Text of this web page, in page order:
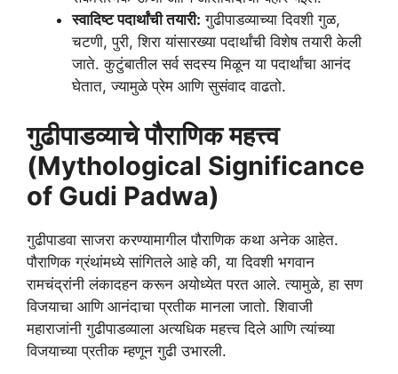
स्वादिष्ट पदार्थांची तयारी: गुढीपाडव्याच्या दिवशी गुळ,
चटणी, पुरी, शिरा यांसारख्या पदार्थांची विशेष तयारी केली
जाते. कुटुंबातील सर्व सदस्य मिळून या पदार्थांचा आनंद
घेतात, ज्यामुळे प्रेम आणि सुसंवाद वाढतो.
गुढीपाडव्याचे पौराणिक महत्त्व
(Mythological Significance
of Gudi Padwa)
गुढीपाडवा साजरा करण्यामागील पौराणिक कथा अनेक आहेत.
पौराणिक ग्रंथांमध्ये सांगितले आहे की, या दिवशी भगवान
रामचंद्रांनी लंकादहन करून अयोध्येत परत आले. त्यामुळे, हा सण
विजयाचा आणि आनंदाचा प्रतीक मानला जातो. शिवाजी
महाराजांनी गुढीपाडव्याला अत्यधिक महत्त्व दिले आणि त्यांच्या
विजयाच्या प्रतीक म्हणून गुढी उभारली.